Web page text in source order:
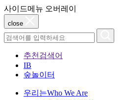
사이드메뉴 오버레이
close
추천검색어
IB
숲놀이터
우리는Who We Are